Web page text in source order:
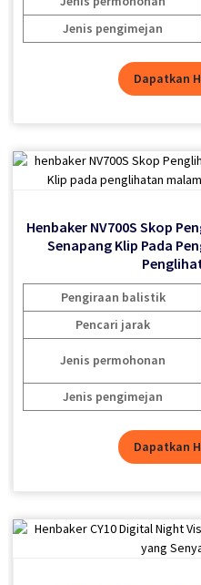
Jenis pengimejan
Dapatkan
Henbaker NV700S Skop
Senapang Klip Pada
Pengiraan balistik
Pencari jarak
Jenis permohonan
Jenis pengimejan
Dapatkan
Jenis permohonan
Jenis pengimejan
Dapatkan
Jenis pengimejan
Dapatkan
Henbaker NV700S Skop
Senapang Klip Pada
Pengiraan balistik
Pencari jarak
Jenis permohonan
Jenis pengimejan
Dapatkan